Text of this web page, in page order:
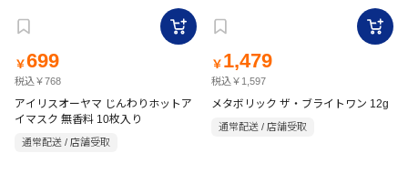
￥699
税込￥768
アイリスオーヤマ じんわりホットア
イマスク 無香料 10枚入り
通常配送 / 店舗受取
￥ 1,479
税込￥1,597
メタボリック ザ・ブライトワン 12g
通常配送 / 店舗受取